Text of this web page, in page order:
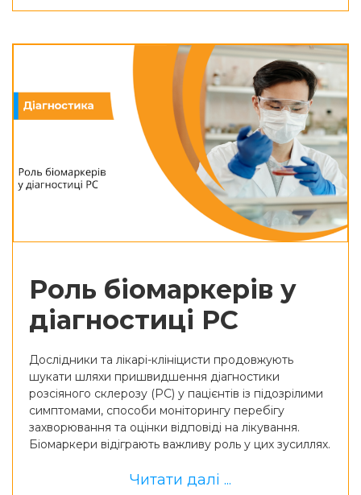
Роль біомаркерів у
діагностиці РС
Дослідники та лікарі-клініцисти продовжують
шукати шляхи пришвидшення діагностики
розсіяного склерозу (РС) у пацієнтів із підозрілими
симптомами, способи моніторингу перебігу
захворювання та оцінки відповіді на лікування.
Біомаркери відіграють важливу роль у цих зусиллях.
Читати далі ...